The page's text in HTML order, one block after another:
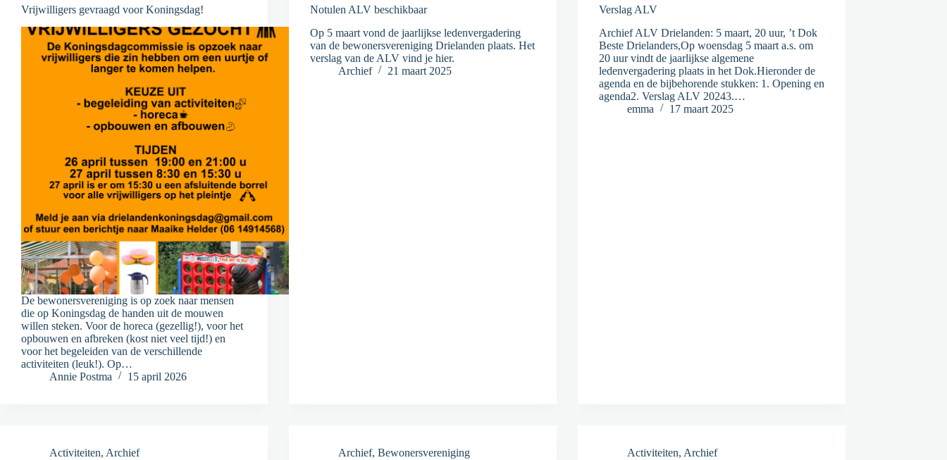
Vrijwilligers gevraagd voor Koningsdag!
De bewonersvereniging is op zoek naar mensen
die op Koningsdag de handen uit de mouwen
willen steken. Voor de horeca (gezellig!), voor het
opbouwen en afbreken (kost niet veel tijd!) en
voor het begeleiden van de verschillende
activiteiten (leuk!). Op…
Annie Postma
15 april 2026
Notulen ALV beschikbaar
Op 5 maart vond de jaarlijkse ledenvergadering
van de bewonersvereniging Drielanden plaats. Het
verslag van de ALV vind je hier.
Archief
21 maart 2025
Verslag ALV
Archief ALV Drielanden: 5 maart, 20 uur, ’t Dok
Beste Drielanders,Op woensdag 5 maart a.s. om
20 uur vindt de jaarlijkse algemene
ledenvergadering plaats in het Dok.Hieronder de
agenda en de bijbehorende stukken: 1. Opening en
agenda2. Verslag ALV 20243.…
emma
17 maart 2025
Activiteiten, Archief Archief, Bewonersvereniging Activiteiten, Archief